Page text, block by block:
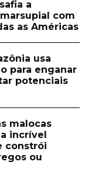
a
com
as Américas
usa
para enganar
potenciais
malocas
incrível
constrói
ou